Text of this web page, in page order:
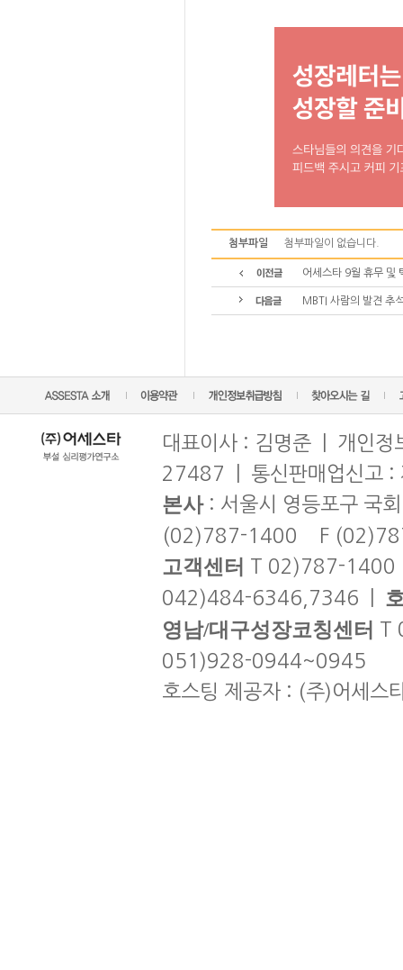
첨부파일 첨부파일이 없습니다.
어세스타 9월 휴무 및
MBTI 사람의 발견 추
대표이사 : 김명준 | 개인
27487 | 통신판매업신고
본사: 서울시 영등포구 국
(02)787-1400 F
고객센터 T 02)787-
042)484-6346,7346 |
영남/대구성장코칭센터 T
051)928-0944~0945
호스팅 제공자 : (주)어세